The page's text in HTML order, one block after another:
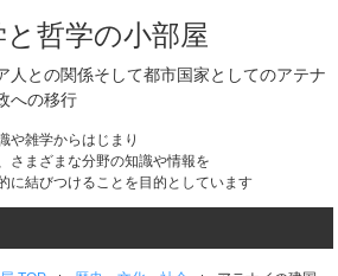
哲学の小部屋
人との関係そして都市国家としてのアテナ
への移行
や雑学からはじまり
さまざまな分野の知識や情報を
に結びつけることを目的としています